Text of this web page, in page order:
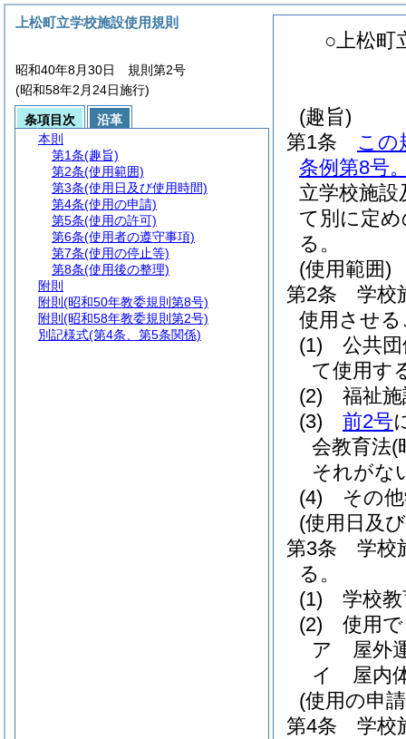
○上松町
(趣旨)
第1条
この
条例第8号
立学校施設
て別に定
る。
(使用範囲)
第2条
学校
使用させ
(1)
公共
て使用す
(2)
福祉
(3)
前2号
会教育法(
それがな
(4)
その
(使用日及
第3条
学校
る。
(1)
学校
(2)
使用
ア
屋外
イ
屋内
(使用の申
第4条
学校
上松町立学校施設使用規則
昭和40年8月30日 規則第2号
(昭和58年2月24日施行)
条項目次
沿革
本則
第1条(趣旨)
第2条(使用範囲)
第3条(使用日及び使用時間)
第4条(使用の申請)
第5条(使用の許可)
第6条(使用者の遵守事項)
第7条(使用の停止等)
第8条(使用後の整理)
附則
附則 (昭和50年教委規則第8号)
附則 (昭和58年教委規則第2号)
別記様式(第4条、第5条関係)